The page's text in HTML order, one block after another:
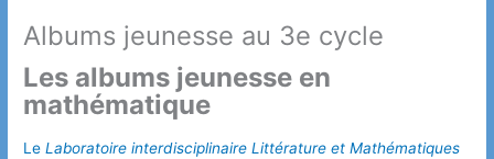
Albums jeunesse au 3e cycle
Les albums jeunesse en
mathématique
LeLaboratoire interdisciplinaire Littérature et Mathématiques